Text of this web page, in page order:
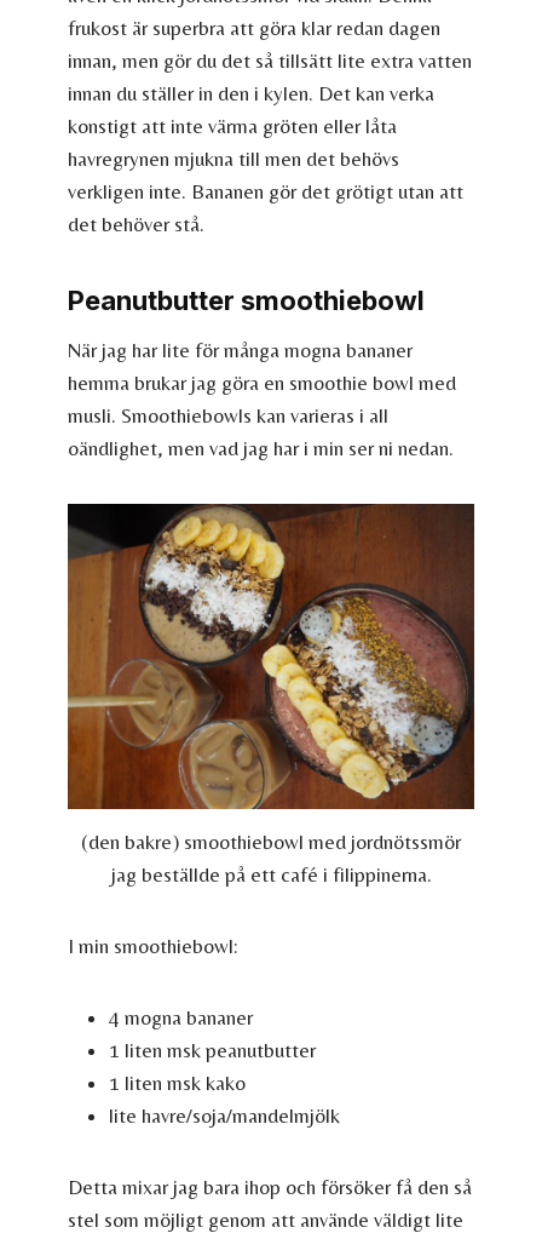
frukost är superbra att göra klar redan dagen
innan, men gör du det så tillsätt lite extra vatten
innan du ställer in den i kylen. Det kan verka
konstigt att inte värma gröten eller låta
havregrynen mjukna till men det behövs
verkligen inte. Bananen gör det grötigt utan att
det behöver stå.
Peanutbutter smoothiebowl
När jag har lite för många mogna bananer
hemma brukar jag göra en smoothie bowl med
musli. Smoothiebowls kan varieras i all
oändlighet, men vad jag har i min ser ni nedan.
(den bakre) smoothiebowl med jordnötssmör
jag beställde på ett café i filippinerna.
I min smoothiebowl:
4 mogna bananer
1 liten msk peanutbutter
1 liten msk kako
lite havre/soja/mandelmjölk
Detta mixar jag bara ihop och försöker få den så
stel som möjligt genom att använde väldigt lite